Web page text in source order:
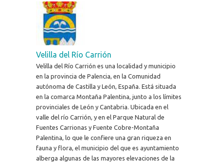
Velilla del Río Carrión
Velilla del Río Carrión es una localidad y municipio
en la provincia de Palencia, en la Comunidad
autónoma de Castilla y León, España. Está situada
en la comarca Montaña Palentina, junto a los límites
provinciales de León y Cantabria. Ubicada en el
valle del río Carrión, y en el Parque Natural de
Fuentes Carrionas y Fuente Cobre-Montaña
Palentina, lo que le confiere una gran riqueza en
fauna y flora, el municipio del que es ayuntamiento
alberga algunas de las mayores elevaciones de la